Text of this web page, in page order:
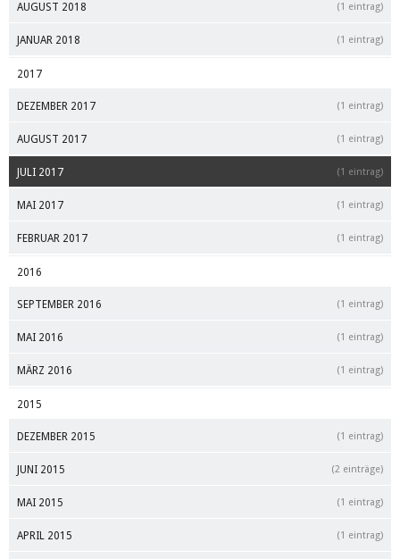
AUGUST 2018 (1 eintrag)
JANUAR 2018 (1 eintrag)
2017
DEZEMBER 2017 (1 eintrag)
AUGUST 2017 (1 eintrag)
JULI 2017 (1 eintrag)
MAI 2017 (1 eintrag)
FEBRUAR 2017 (1 eintrag)
2016
SEPTEMBER 2016 (1 eintrag)
MAI 2016 (1 eintrag)
MÄRZ 2016 (1 eintrag)
2015
DEZEMBER 2015 (1 eintrag)
JUNI 2015 (2 einträge)
MAI 2015 (1 eintrag)
APRIL 2015 (1 eintrag)